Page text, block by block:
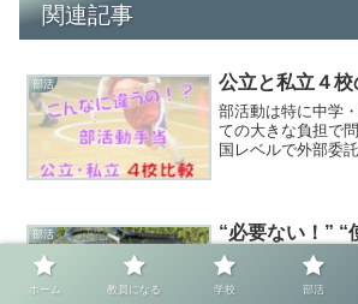
関連記事
部活 公立と私立４
部活動は特に中学
ての大きな負担で
国レベルで外部委
す。しかしうまい
部活
“必要ない！” “
顧問の暴言や
運営でいじめ…
ホーム 教員になる 学校 部活